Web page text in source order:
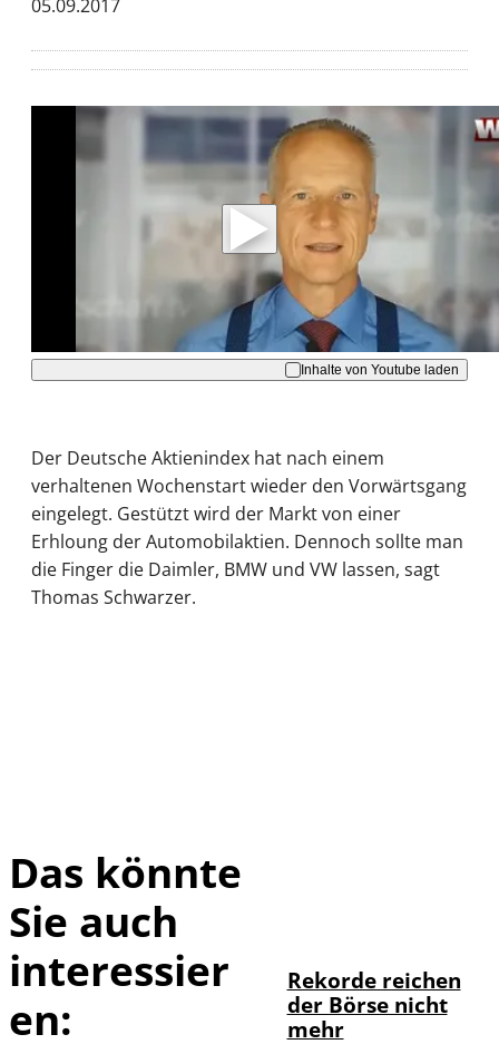
05.09.2017
Mit der Wiedergabe dieses Videos werden
Daten an Youtube übertragen.
Hinweise dazu erhalten Sie in der Datenschutzerklärung
Akzeptieren
Inhalte von Youtube laden
Der Deutsche Aktienindex hat nach einem
verhaltenen Wochenstart wieder den Vorwärtsgang
eingelegt. Gestützt wird der Markt von einer
Erhloung der Automobilaktien. Dennoch sollte man
die Finger die Daimler, BMW und VW lassen, sagt
Thomas Schwarzer.
Das könnte
Sie auch
interessier
en:
Rekorde reichen
der Börse nicht
mehr